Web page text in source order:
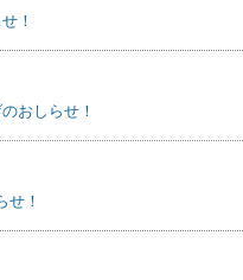
！
おしらせ！
せ！